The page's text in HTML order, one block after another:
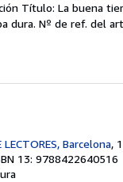
Título: La buena
dura. Nº de ref. del
LECTORES, Barcelona,
13: 9788422640516